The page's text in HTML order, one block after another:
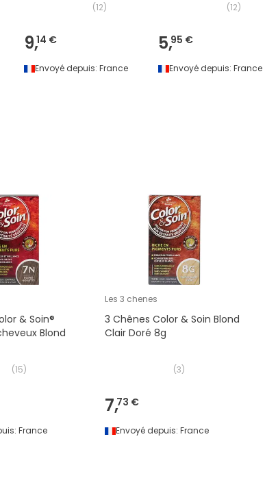
(12)
9,14 €
Envoyé depuis: France
(12)
5,95 €
Envoyé depuis: France
& Soin®
Blond
(15)
France
Les 3 chenes
3 Chênes Color & Soin Blond
Clair Doré 8g
(3)
7,73 €
Envoyé depuis: France